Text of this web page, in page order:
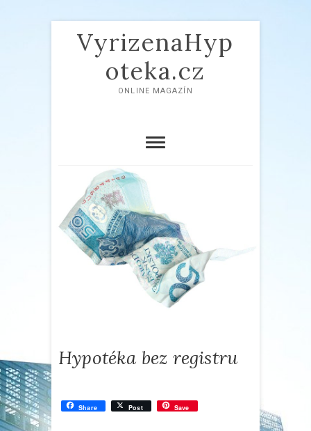
VyrizenaHyp
oteka.cz
ONLINE MAGAZÍN
Hypotéka bez registru
Share Post Save